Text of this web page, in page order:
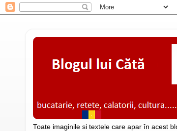
Toate imaginile si textele care apar în acest